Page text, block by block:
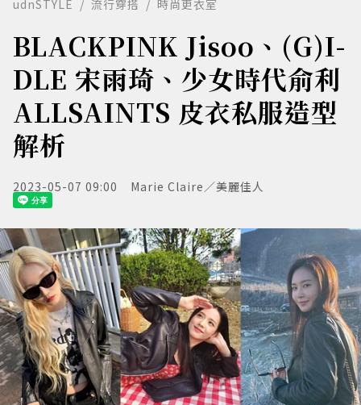
udnSTYLE 流行穿搭 時尚更衣室
BLACKPINK Jisoo、(G)I-
DLE 宋雨琦、少女時代俞利
ALLSAINTS 皮衣私服造型
解析
2023-05-07 09:00 Marie Claire／美麗佳人